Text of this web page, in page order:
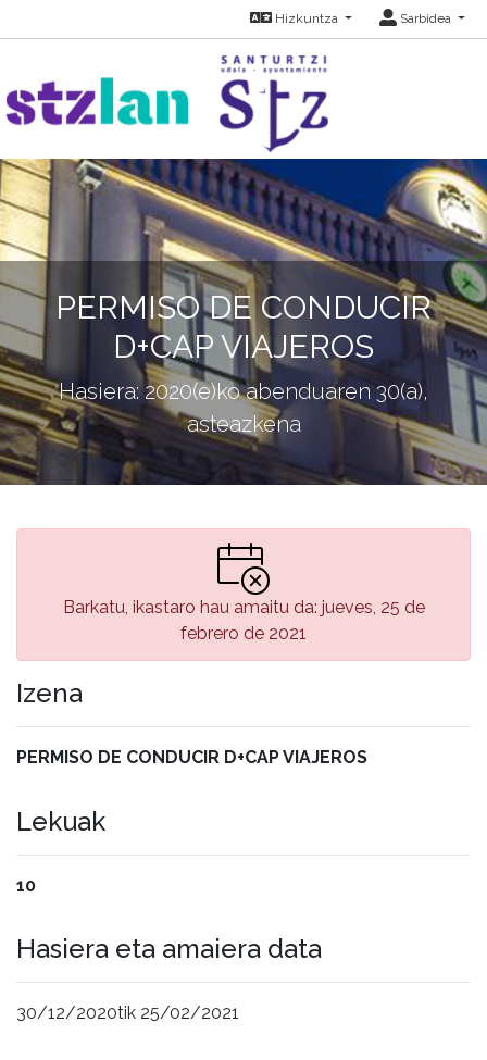
Hizkuntza Sarbidea
PERMISO DE CONDUCIR
D+CAP VIAJEROS
Hasiera: 2020(e)ko abenduaren 30(a),
asteazkena
Barkatu, ikastaro hau amaitu da: jueves, 25 de
febrero de 2021
Izena
PERMISO DE CONDUCIR D+CAP VIAJEROS
Lekuak
10
Hasiera eta amaiera data
30/12/2020tik 25/02/2021